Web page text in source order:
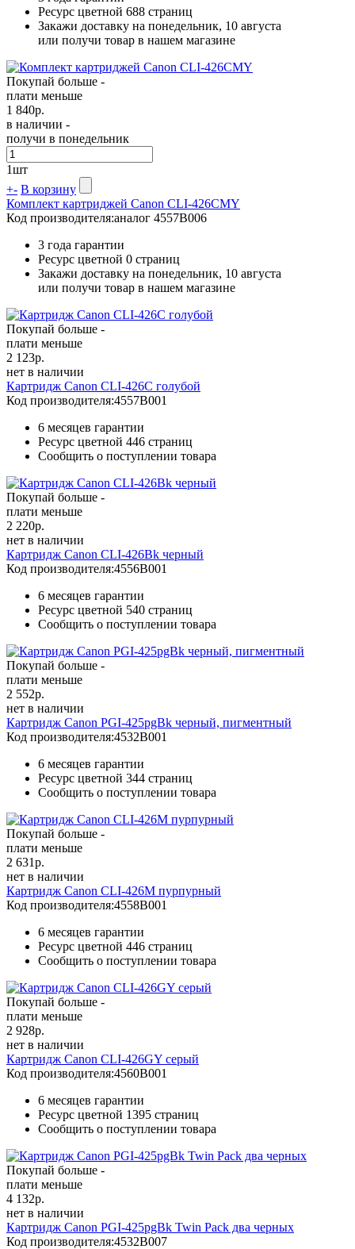
Ресурс цветной 688 страниц
Закажи доставку на понедельник, 10 августа
или получи товар в нашем магазине
Покупай больше -
плати меньше
1 840р.
в наличии -
получи в понедельник
1шт
+- В корзину
Комплект картриджей Canon CLI-426CMY
Код производителя:аналог 4557B006
3 года гарантии
Ресурс цветной 0 страниц
Закажи доставку на понедельник, 10 августа
или получи товар в нашем магазине
Покупай больше -
плати меньше
2 123р.
нет в наличии
Картридж Canon CLI-426C голубой
Код производителя:4557B001
6 месяцев гарантии
Ресурс цветной 446 страниц
Сообщить о поступлении товара
Покупай больше -
плати меньше
2 220р.
нет в наличии
Картридж Canon CLI-426Bk черный
Код производителя:4556B001
6 месяцев гарантии
Ресурс цветной 540 страниц
Сообщить о поступлении товара
Покупай больше -
плати меньше
2 552р.
нет в наличии
Картридж Canon PGI-425pgBk черный, пигментный
Код производителя:4532B001
6 месяцев гарантии
Ресурс цветной 344 страниц
Сообщить о поступлении товара
Покупай больше -
плати меньше
2 631р.
нет в наличии
Картридж Canon CLI-426M пурпурный
Код производителя:4558B001
6 месяцев гарантии
Ресурс цветной 446 страниц
Сообщить о поступлении товара
Покупай больше -
плати меньше
2 928р.
нет в наличии
Картридж Canon CLI-426GY серый
Код производителя:4560B001
6 месяцев гарантии
Ресурс цветной 1395 страниц
Сообщить о поступлении товара
Покупай больше -
плати меньше
4 132р.
нет в наличии
Картридж Canon PGI-425pgBk Twin Pack два черных
Код производителя:4532B007